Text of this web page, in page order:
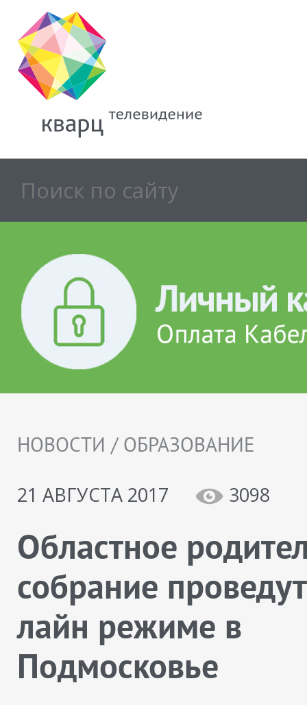
НОВОСТИ / ОБРАЗОВАНИЕ
21 АВГУСТА 2017
3098
Областное
собрание
лайн режиме в
Подмосковье